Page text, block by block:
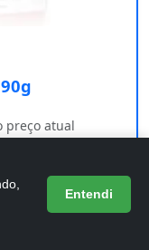
preço atual
Entendi